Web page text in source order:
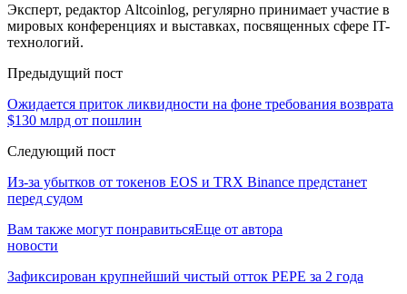
Эксперт, редактор Altcoinlog, регулярно принимает участие в
мировых конференциях и выставках, посвященных сфере IT-
технологий.
Предыдущий пост
Ожидается приток ликвидности на фоне требования возврата
$130 млрд от пошлин
Следующий пост
Из-за убытков от токенов EOS и TRX Binance предстанет
перед судом
Вам также могут понравитьсяЕще от автора
новости
Зафиксирован крупнейший чистый отток PEPE за 2 года